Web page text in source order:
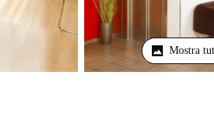
Mostra